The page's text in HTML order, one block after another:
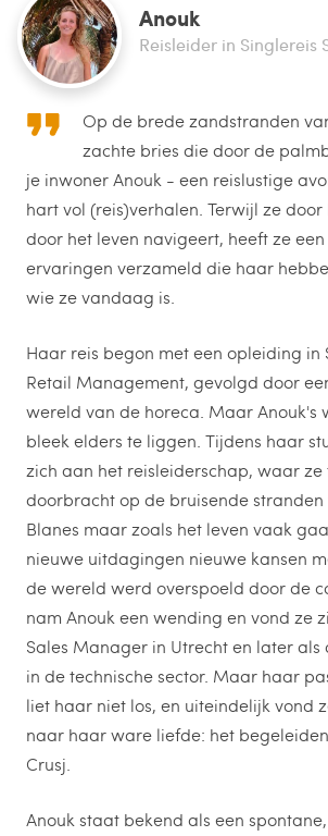
Anouk
Reisleider in Singlereis
Op de brede zandstranden
zachte bries die door de
je inwoner Anouk - een reislustige
hart vol (reis)verhalen. Terwijl ze
door het leven navigeert, heeft ze
ervaringen verzameld die haar
wie ze vandaag is.
Haar reis begon met een opleiding in
Retail Management, gevolgd door
wereld van de horeca. Maar Anouk's
bleek elders te liggen. Tijdens haar
zich aan het reisleiderschap, waar ze
doorbracht op de bruisende stranden
Blanes maar zoals het leven vaak
nieuwe uitdagingen nieuwe kansen
de wereld werd overspoeld door de
nam Anouk een wending en vond ze
Sales Manager in Utrecht en later
in de technische sector. Maar haar
liet haar niet los, en uiteindelijk vond
naar haar ware liefde: het
Crusj.
Anouk staat bekend als een